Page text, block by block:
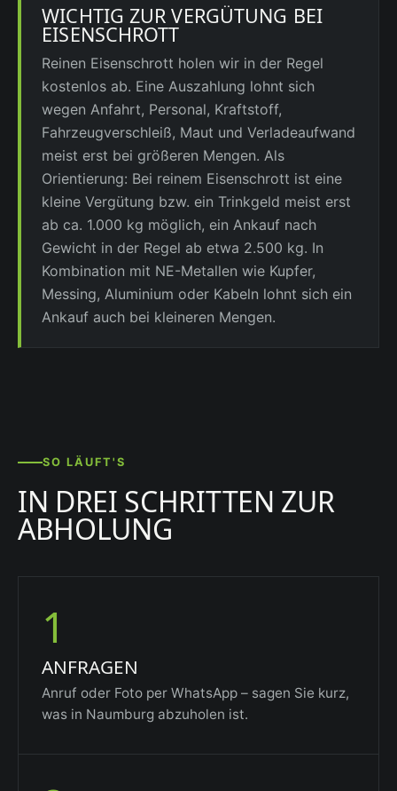
WICHTIG ZUR VERGÜTUNG BEI
EISENSCHROTT
Reinen Eisenschrott holen wir in der Regel
kostenlos ab. Eine Auszahlung lohnt sich
wegen Anfahrt, Personal, Kraftstoff,
Fahrzeugverschleiß, Maut und Verladeaufwand
meist erst bei größeren Mengen. Als
Orientierung: Bei reinem Eisenschrott ist eine
kleine Vergütung bzw. ein Trinkgeld meist erst
ab ca. 1.000 kg möglich, ein Ankauf nach
Gewicht in der Regel ab etwa 2.500 kg. In
Kombination mit NE-Metallen wie Kupfer,
Messing, Aluminium oder Kabeln lohnt sich ein
Ankauf auch bei kleineren Mengen.
SO LÄUFT'S
IN DREI SCHRITTEN ZUR
ABHOLUNG
1
ANFRAGEN
Anruf oder Foto per WhatsApp – sagen Sie kurz,
was in Naumburg abzuholen ist.